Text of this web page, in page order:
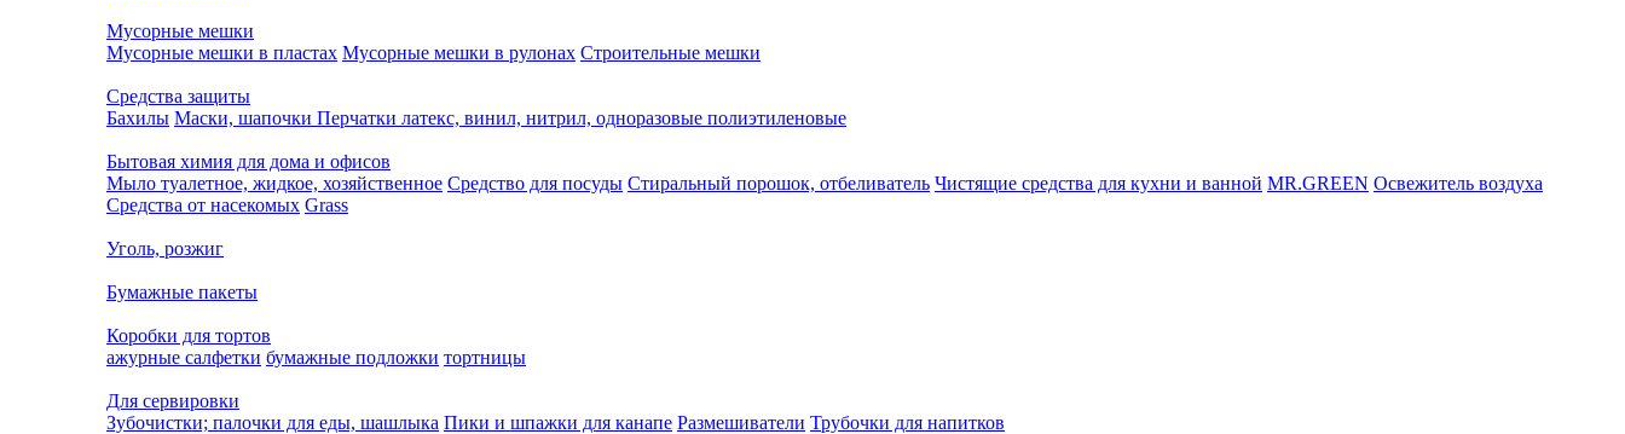
Мусорные мешки
Мусорные мешки в пластах Мусорные мешки в рулонах Строительные мешки
Средства защиты
Бахилы Маски, шапочки Перчатки латекс, винил, нитрил, одноразовые полиэтиленовые
Бытовая химия для дома и офисов
Мыло туалетное, жидкое, хозяйственное Средство для посуды Стиральный порошок, отбеливатель Чистящие средства для кухни и ванной MR.GREEN Освежитель воздуха
Средства от насекомых Grass
Уголь, розжиг
Бумажные пакеты
Коробки для тортов
ажурные салфетки бумажные подложки тортницы
Для сервировки
Зубочистки; палочки для еды, шашлыка Пики и шпажки для канапе Размешиватели Трубочки для напитков